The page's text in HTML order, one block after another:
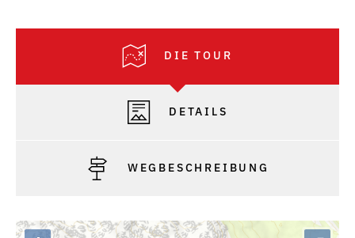
DIE TOUR
DETAILS
WEGBESCHREIBUNG